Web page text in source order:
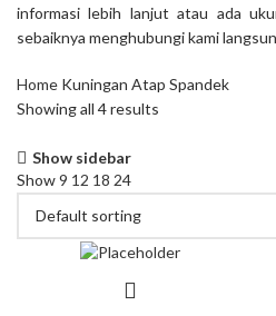
informasi lebih lanjut atau ada
sebaiknya menghubungi kami
Home Kuningan Atap Spandek
Showing all 4 results
Show sidebar
Show9 12 18 24